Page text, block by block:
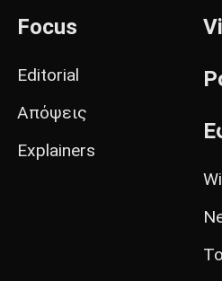
Focus
Editorial
Απόψεις
Explainers